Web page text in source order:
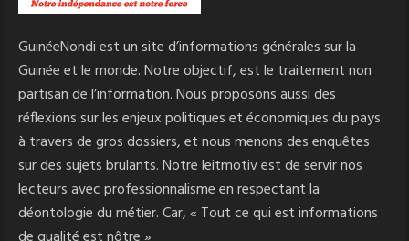
GuinéeNondi est un site d’informations générales sur la
Guinée et le monde. Notre objectif, est le traitement non
partisan de l’information. Nous proposons aussi des
réflexions sur les enjeux politiques et économiques du pays
à travers de gros dossiers, et nous menons des enquêtes
sur des sujets brulants. Notre leitmotiv est de servir nos
lecteurs avec professionnalisme en respectant la
déontologie du métier. Car, « Tout ce qui est informations